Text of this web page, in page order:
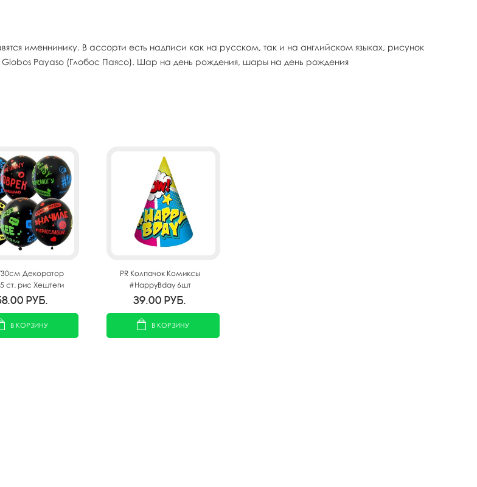
именнинику. В ассорти есть надписи как на русском, так и на английском языках, рисунок
Payaso (Глобос Паясо). Шар на день рождения, шары на день рождения
30см Декоратор
ст. рис Хештеги
25шт
руб.
В КОРЗИНУ
PR Колпачок Комиксы
#HappyBday 6шт
39.00 руб.
В КОРЗИНУ